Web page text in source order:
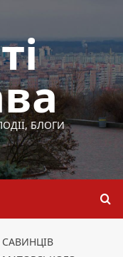
БЛОГИ
САВИНЦІВ